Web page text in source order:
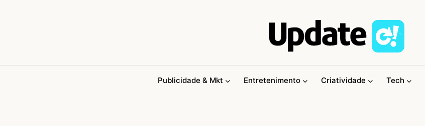
Publicidade & Mkt Entretenimento Criatividade Tech